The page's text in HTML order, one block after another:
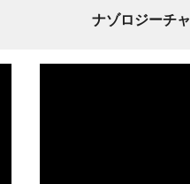
ナゾロジーチ